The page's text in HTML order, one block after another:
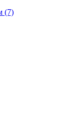
(7)